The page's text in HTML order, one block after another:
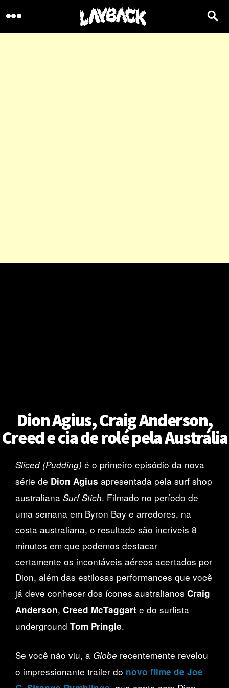
Dion Agius, Craig Anderson,
Creed e cia de rolé pela Austrália
Sliced (Pudding) é o primeiro episódio da nova
série de Dion Agius apresentada pela surf shop
australiana Surf Stich. Filmado no período de
uma semana em Byron Bay e arredores, na
costa australiana, o resultado são incríveis 8
minutos em que podemos destacar
certamente os incontáveis aéreos acertados por
Dion, além das estilosas performances que você
já deve conhecer dos ícones australianos Craig
Anderson, Creed McTaggart e do surfista
underground Tom Pringle.
Se você não viu, a Globe recentemente revelou
o impressionante trailer do novo filme de Joe